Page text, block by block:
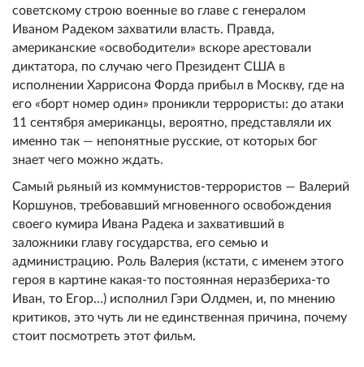
советскому строю военные во главе с генералом
Иваном Радеком захватили власть. Правда,
американские «освободители» вскоре арестовали
диктатора, по случаю чего Президент США в
исполнении Харрисона Форда прибыл в Москву, где на
его «борт номер один» проникли террористы: до атаки
11 сентября американцы, вероятно, представляли их
именно так — непонятные русские, от которых бог
знает чего можно ждать.
Самый рьяный из коммунистов-террористов — Валерий
Коршунов, требовавший мгновенного освобождения
своего кумира Ивана Радека и захвативший в
заложники главу государства, его семью и
администрацию. Роль Валерия (кстати, с именем этого
героя в картине какая-то постоянная неразбериха-то
Иван, то Егор…) исполнил Гэри Олдмен, и, по мнению
критиков, это чуть ли не единственная причина, почему
стоит посмотреть этот фильм.